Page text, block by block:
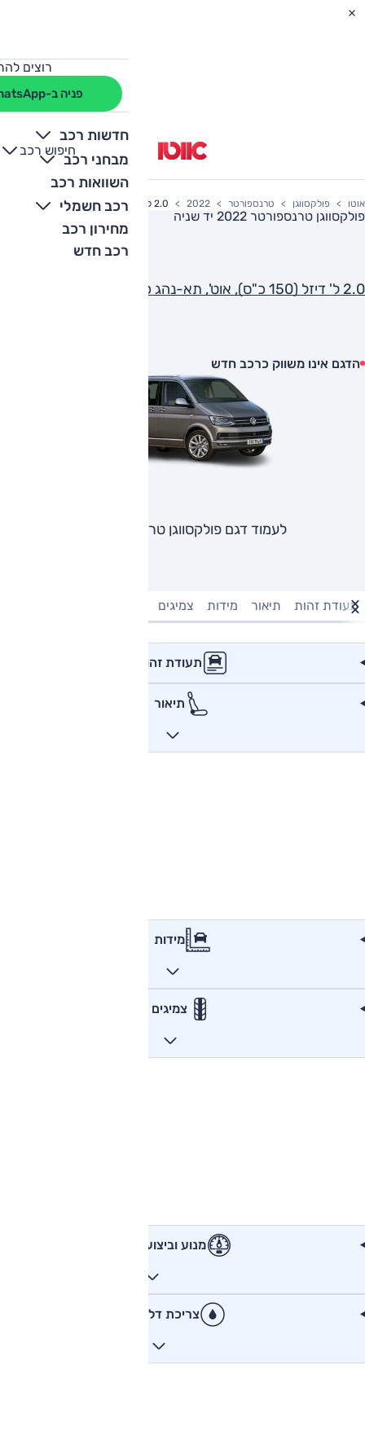
רוצים
פניה ב-WhatsApp
חדשות רכב
מבחני רכב
השוואות רכב
רכב חשמלי
מחירון רכב
רכב חדש
חיפוש רכב
+
-
אוטו פולקסווגן טרנספורטר 2022 2.0 ל' דיזל (150 כ"ס), אוט', תא-נהג כפול, ארוך
פולקסווגן טרנספורטר 2022 יד שניה
2.0 ל' דיזל (150 כ"ס), אוט', תא-נהג כפול, ארוך
הדגם אינו משווק כרכב חדש
לעמוד דגם פולקסווגן טרנספורטר
תעודת זהות תיאור מידות צמיגים
תעודת זהות
תיאור
מידות
צמיגים
מנוע וביצועים
צריכת דלק